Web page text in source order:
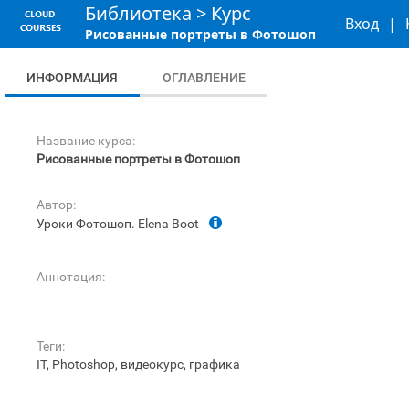
Библиотека > Курс
Рисованные портреты в Фотошоп
Вход |
ИНФОРМАЦИЯ ОГЛАВЛЕНИЕ
Название курса:
Рисованные портреты в Фотошоп
Автор:
Уроки Фотошоп. Elena Boot
Аннотация:
Теги:
IT, Photoshop, видеокурс, графика